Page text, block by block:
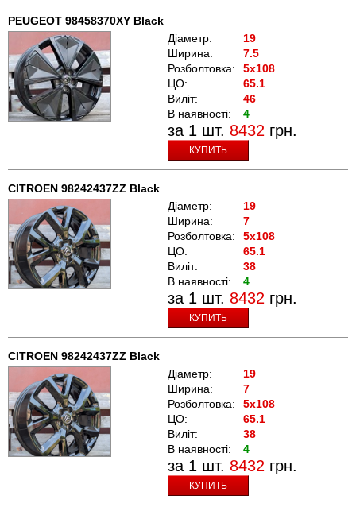
PEUGEOT 98458370XY Black
Діаметр:
19
Ширина:
7.5
Розболтовка:
5x108
ЦО:
65.1
Виліт:
46
В наявності:
4
за 1 шт. 8432 грн.
КУПИТЬ
CITROEN 98242437ZZ Black
Діаметр:
19
Ширина:
7
Розболтовка:
5x108
ЦО:
65.1
Виліт:
38
В наявності:
4
за 1 шт. 8432 грн.
КУПИТЬ
CITROEN 98242437ZZ Black
Діаметр:
19
Ширина:
7
Розболтовка:
5x108
ЦО:
65.1
Виліт:
38
В наявності:
4
за 1 шт. 8432 грн.
КУПИТЬ